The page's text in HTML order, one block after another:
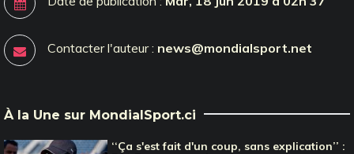
Contacter l'auteur : news@mondialsport.net
À la Une sur MondialSport.ci
‘‘Ça s'est fait d'un coup, sans explication’’ :